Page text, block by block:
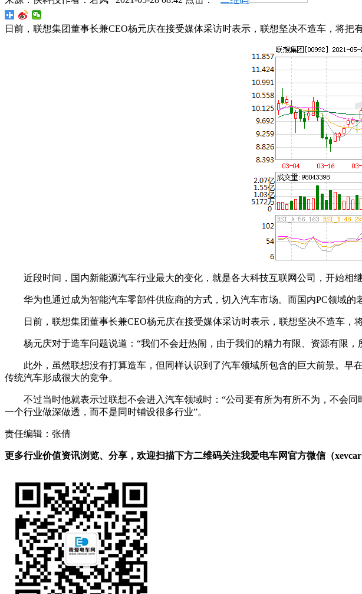
日前，联想集团董事长兼CEO杨元庆在接受媒体采访时表示，联想坚决不造车，将把
近段时间，国内新能源汽车行业最大的变化，就是各大科技互联网公司，开始相
华为也通过成为智能汽车零部件供应商的方式，切入汽车市场。而国内PC领域的
日前，联想集团董事长兼CEO杨元庆在接受媒体采访时表示，联想坚决不造车，
杨元庆对于造车问题说道：“我们不会赶热闹，由于我们的精力有限、资源有限，
此外，虽然联想没有打算造车，但同样认识到了汽车领域所包含的巨大前景。
传统汽车形成很大的竞争。
不过当时他就表示过联想不会进入汽车领域时：“公司要有所为有所不为，不会
一个行业做深做透，而不是同时铺设很多行业”。
责任编辑：张倩
更多行业价值资讯浏览、分享，欢迎扫描下方二维码关注我爱电车网官方微信（xevcar